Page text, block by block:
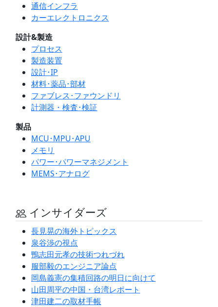
通信インフラ
カーエレクトロニクス
設計&製造
プロセス
製造装置
設計･IP
材料･薬品･部材
ファブレス･ファウンドリ
計測器・検査･検証
製品
MCU･MPU･APU
メモリ
パワー･パワーマネジメント
MEMS･アナログ
インサイダーズ
長見晃の海外トピックス
泉谷渉の視点
鴨志田元孝の技術つれづれ
服部毅のエンジニア論点
岡島義憲の集積回路の明日に向けて
山田周平の中国・台湾レポート
津田建二の取材手帳